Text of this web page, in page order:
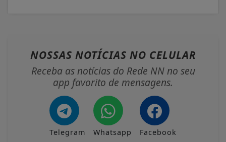
NOSSAS NOTÍCIAS NO CELULAR
Receba as notícias do Rede NN no seu
app favorito de mensagens.
Telegram Whatsapp Facebook